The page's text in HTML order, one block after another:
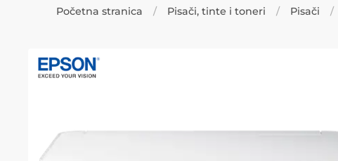
Početna stranica Pisači, tinte i toneri Pisači